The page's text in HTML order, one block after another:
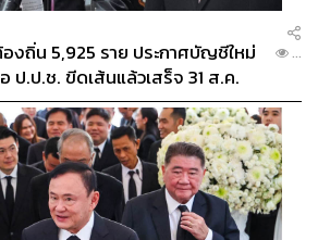
งถิ่น 5,925 ราย ประกาศบัญชีใหม่
ป.ป.ช. ขีดเส้นแล้วเสร็จ 31 ส.ค.
...